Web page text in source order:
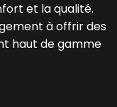
et la qualité.
à offrir des
haut de gamme